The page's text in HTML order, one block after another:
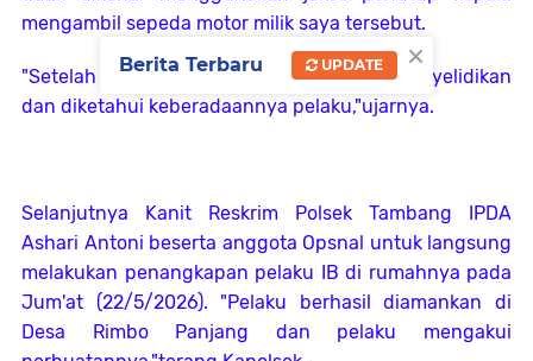
mengambil sepeda motor milik saya tersebut.
"Setelah itu, kita langsung melakukan penyelidikan
dan diketahui keberadaannya pelaku,"ujarnya.
Selanjutnya Kanit Reskrim Polsek Tambang IPDA
Ashari Antoni beserta anggota Opsnal untuk langsung
melakukan penangkapan pelaku IB di rumahnya pada
Jum'at (22/5/2026). "Pelaku berhasil diamankan di
Desa Rimbo Panjang dan pelaku mengakui
×
Berita Terbaru UPDATE